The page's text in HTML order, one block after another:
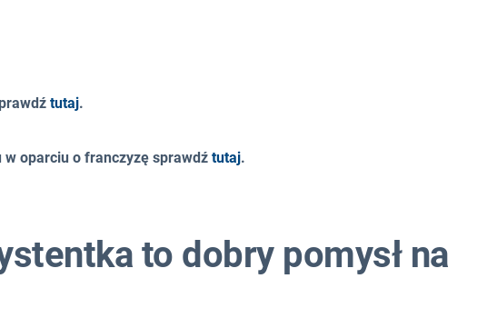
tutaj.
oparciu o franczyzę sprawdź tutaj.
to dobry pomysł na